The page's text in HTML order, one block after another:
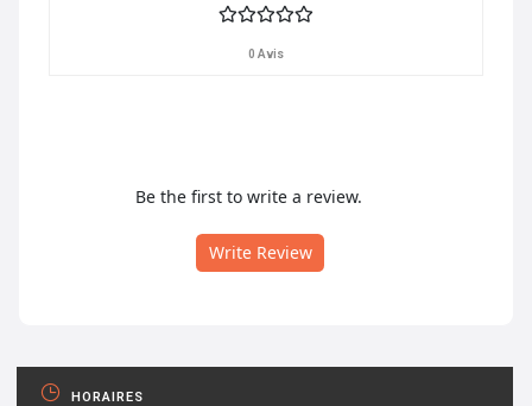
0 Avis
Be the first to write a review.
Write Review
HORAIRES